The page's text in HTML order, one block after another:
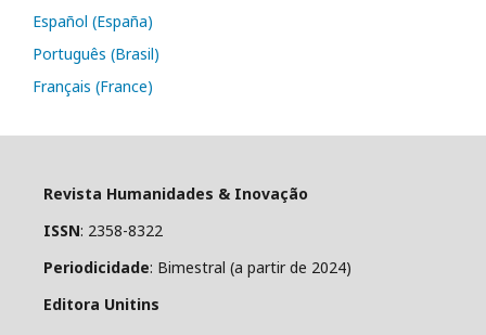
Español (España)
Português (Brasil)
Français (France)
Revista Humanidades & Inovação
ISSN: 2358-8322
Periodicidade: Bimestral (a partir de 2024)
Editora Unitins